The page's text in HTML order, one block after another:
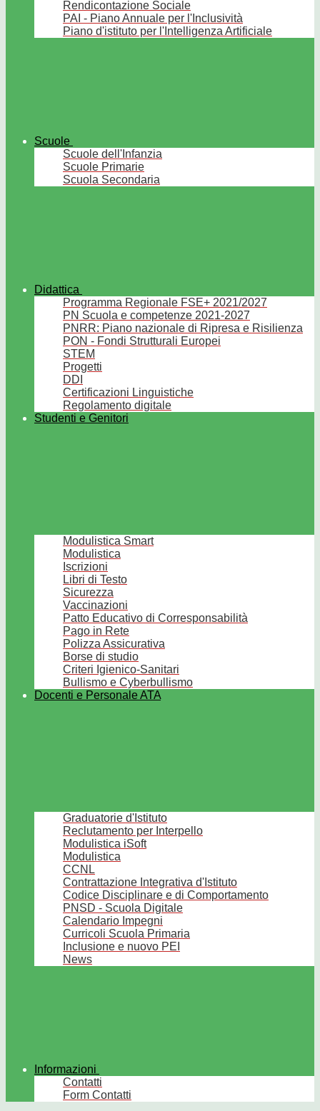
Rendicontazione Sociale
PAI - Piano Annuale per l'Inclusività
Piano d'istituto per l'Intelligenza Artificiale
Scuole
Scuole dell'Infanzia
Scuole Primarie
Scuola Secondaria
Didattica
Programma Regionale FSE+ 2021/2027
PN Scuola e competenze 2021-2027
PNRR: Piano nazionale di Ripresa e Risilienza
PON - Fondi Strutturali Europei
STEM
Progetti
DDI
Certificazioni Linguistiche
Regolamento digitale
Studenti e Genitori
Modulistica Smart
Modulistica
Iscrizioni
Libri di Testo
Sicurezza
Vaccinazioni
Patto Educativo di Corresponsabilità
Pago in Rete
Polizza Assicurativa
Borse di studio
Criteri Igienico-Sanitari
Bullismo e Cyberbullismo
Docenti e Personale ATA
Graduatorie d'Istituto
Reclutamento per Interpello
Modulistica iSoft
Modulistica
CCNL
Contrattazione Integrativa d'Istituto
Codice Disciplinare e di Comportamento
PNSD - Scuola Digitale
Calendario Impegni
Curricoli Scuola Primaria
Inclusione e nuovo PEI
News
Informazioni
Contatti
Form Contatti